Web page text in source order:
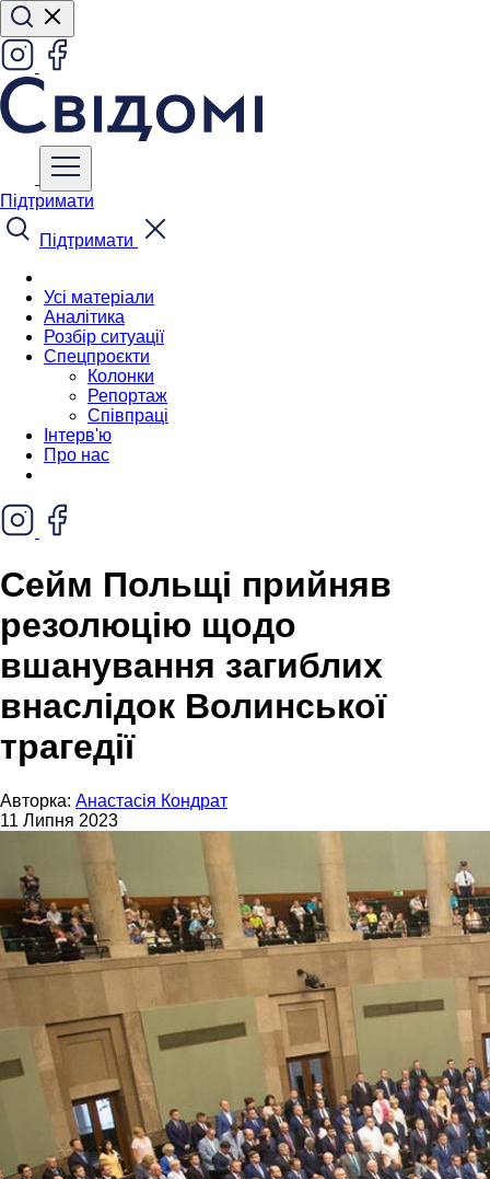
Підтримати
Підтримати
Усі матеріали
Аналітика
Розбір ситуації
Спецпроєкти
Колонки
Репортаж
Співпраці
Інтерв'ю
Про нас
Сейм Польщі прийняв
резолюцію щодо
вшанування загиблих
внаслідок Волинської
трагедії
Авторка: Анастасія Кондрат
11 Липня 2023